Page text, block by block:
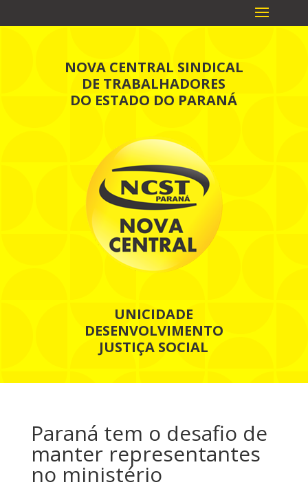
NOVA CENTRAL SINDICAL
DE TRABALHADORES
DO ESTADO DO PARANÁ
UNICIDADE
DESENVOLVIMENTO
JUSTIÇA SOCIAL
Paraná tem o desafio de
manter representantes
no ministério